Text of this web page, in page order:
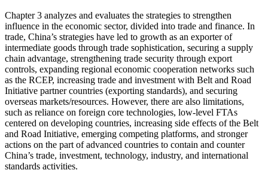
Chapter 3 analyzes and evaluates the strategies to strengthen
influence in the economic sector, divided into trade and finance. In
trade, China’s strategies have led to growth as an exporter of
intermediate goods through trade sophistication, securing a supply
chain advantage, strengthening trade security through export
controls, expanding regional economic cooperation networks such
as the RCEP, increasing trade and investment with Belt and Road
Initiative partner countries (exporting standards), and securing
overseas markets/resources. However, there are also limitations,
such as reliance on foreign core technologies, low-level FTAs
centered on developing countries, increasing side effects of the Belt
and Road Initiative, emerging competing platforms, and stronger
actions on the part of advanced countries to contain and counter
China’s trade, investment, technology, industry, and international
standards activities.